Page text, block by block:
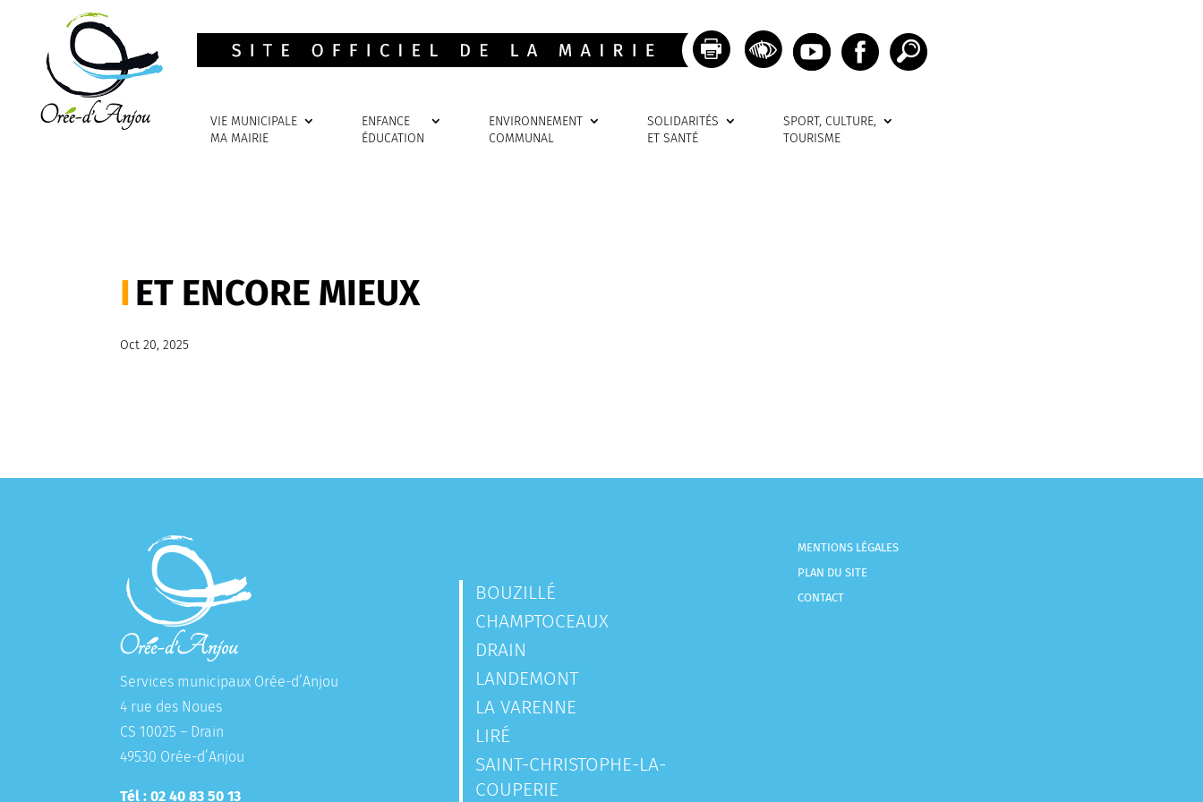
VIE MUNICIPALE
MA MAIRIE
ENFANCE
ÉDUCATION
ENVIRONNEMENT
COMMUNAL
SOLIDARITÉS
ET SANTÉ
SPORT, CULTURE,
TOURISME
ET ENCORE MIEUX
Oct 20, 2025
Services municipaux Orée-d’Anjou
4 rue des Noues
CS 10025 – Drain
49530 Orée-d’Anjou
Tél : 02 40 83 50 13
BOUZILLÉ
CHAMPTOCEAUX
DRAIN
LANDEMONT
LA VARENNE
LIRÉ
SAINT-CHRISTOPHE-LA-
COUPERIE
MENTIONS LÉGALES
PLAN DU SITE
CONTACT